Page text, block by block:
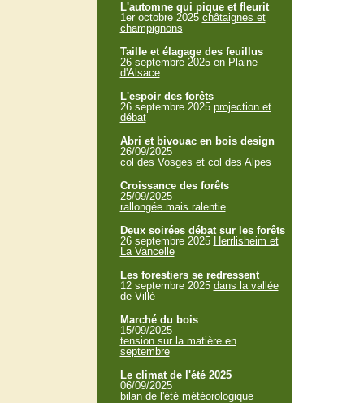
L'automne qui pique et fleurit
1er octobre 2025 châtaignes et
champignons
Taille et élagage des feuillus
26 septembre 2025 en Plaine
d'Alsace
L'espoir des forêts
26 septembre 2025 projection et
débat
Abri et bivouac en bois design
26/09/2025
col des Vosges et col des Alpes
Croissance des forêts
25/09/2025
rallongée mais ralentie
Deux soirées débat sur les forêts
26 septembre 2025 Herrlisheim et
La Vancelle
Les forestiers se redressent
12 septembre 2025 dans la vallée
de Villé
Marché du bois
15/09/2025
tension sur la matière en
septembre
Le climat de l'été 2025
06/09/2025
bilan de l'été météorologique